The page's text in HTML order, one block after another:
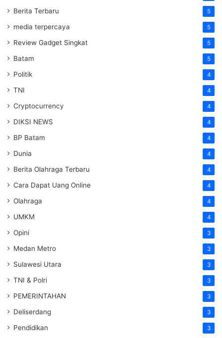
Berita Terbaru 5
media terpercaya 5
Review Gadget Singkat 5
Batam 5
Politik 4
TNI 4
Cryptocurrency 4
DIKSI NEWS 4
BP Batam 4
Dunia 4
Berita Olahraga Terbaru 4
Cara Dapat Uang Online 4
Olahraga 4
UMKM 4
Opini 3
Medan Metro 3
Sulawesi Utara 3
TNI & Polri 3
PEMERINTAHAN 3
Deliserdang 3
Pendidikan 3